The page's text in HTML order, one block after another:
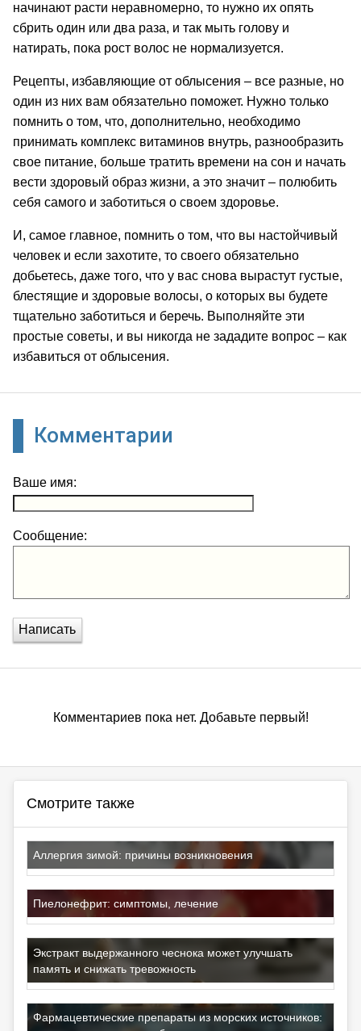
начинают расти неравномерно, то нужно их опять
сбрить один или два раза, и так мыть голову и
натирать, пока рост волос не нормализуется.
Рецепты, избавляющие от облысения – все разные, но
один из них вам обязательно поможет. Нужно только
помнить о том, что, дополнительно, необходимо
принимать комплекс витаминов внутрь, разнообразить
свое питание, больше тратить времени на сон и начать
вести здоровый образ жизни, а это значит – полюбить
себя самого и заботиться о своем здоровье.
И, самое главное, помнить о том, что вы настойчивый
человек и если захотите, то своего обязательно
добьетесь, даже того, что у вас снова вырастут густые,
блестящие и здоровые волосы, о которых вы будете
тщательно заботиться и беречь. Выполняйте эти
простые советы, и вы никогда не зададите вопрос – как
избавиться от облысения.
Комментарии
Ваше имя:
Сообщение:
Написать
Комментариев пока нет. Добавьте первый!
Смотрите также
Аллергия зимой: причины возникновения
Пиелонефрит: симптомы, лечение
Экстракт выдержанного чеснока может улучшать
память и снижать тревожность
Фармацевтические препараты из морских источников: